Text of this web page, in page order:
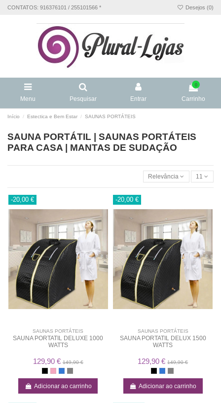
CONTATOS: 916376101 / 255101566 * Desejos (0)
Menu Pesquisar Entrar
0
Carrinho
Início Estectica e Bem Estar SAUNAS PORTÁTEIS
SAUNA PORTÁTIL | SAUNAS PORTÁTEIS
PARA CASA | MANTAS DE SUDAÇÃO
Relevância 11
-20,00 €
SAUNAS PORTÁTEIS
SAUNA PORTATIL DELUXE 1000
WATTS
129,90 €149,90 €
Adicionar ao carrinho
-20,00 €
SAUNAS PORTÁTEIS
SAUNA PORTATIL DELUX 1500
WATTS
129,90 €149,90 €
Adicionar ao carrinho